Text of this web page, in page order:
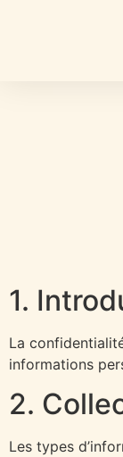
1.
La
informations
2.
Les types